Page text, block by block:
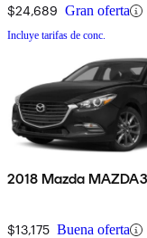
$24,689 Gran oferta
Incluye tarifas de conc.
2018 Mazda
$13,175 Buena oferta